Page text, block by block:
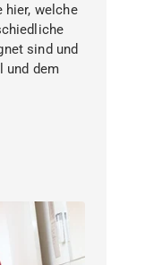
hier, welche
sind und
und dem